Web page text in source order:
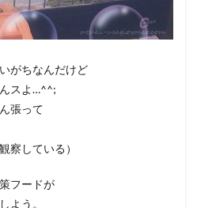
がちなんだけど
スよ…^^;
張って
察している）
フードが
よう。